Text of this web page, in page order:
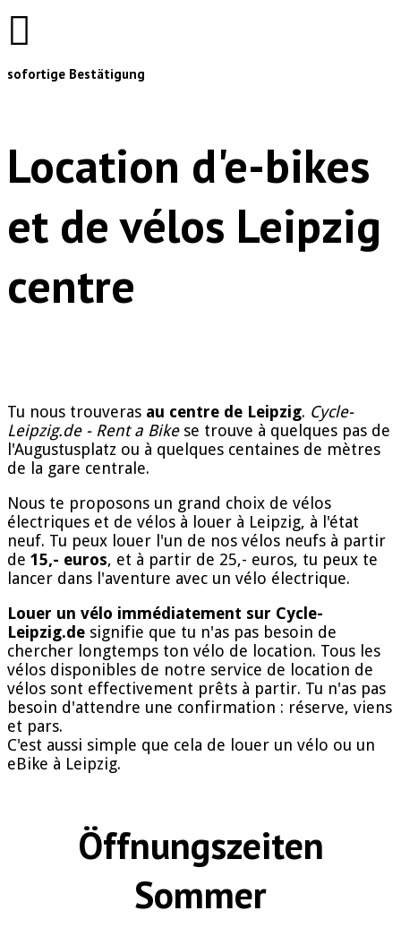
sofortige Bestätigung
Location d'e-bikes
et de vélos Leipzig
centre
Tu nous trouveras au centre de Leipzig. Cycle-
Leipzig.de - Rent a Bikese trouve à quelques pas de
l'Augustusplatz ou à quelques centaines de mètres
de la gare centrale.
Nous te proposons un grand choix de vélos
électriques et de vélos à louer à Leipzig, à l'état
neuf. Tu peux louer l'un de nos vélos neufs à partir
de 15,- euros, et à partir de 25,- euros, tu peux te
lancer dans l'aventure avec un vélo électrique.
Louer un vélo immédiatement sur Cycle-
Leipzig.de signifie que tu n'as pas besoin de
chercher longtemps ton vélo de location. Tous les
vélos disponibles de notre service de location de
vélos sont effectivement prêts à partir. Tu n'as pas
besoin d'attendre une confirmation : réserve, viens
et pars.
C'est aussi simple que cela de louer un vélo ou un
eBike à Leipzig.
Öffnungszeiten
Sommer